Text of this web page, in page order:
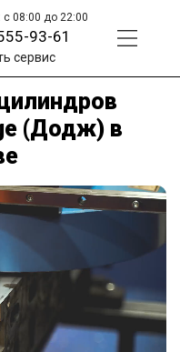
с 08:00 до 22:00
93-61
сервис
(Додж) в